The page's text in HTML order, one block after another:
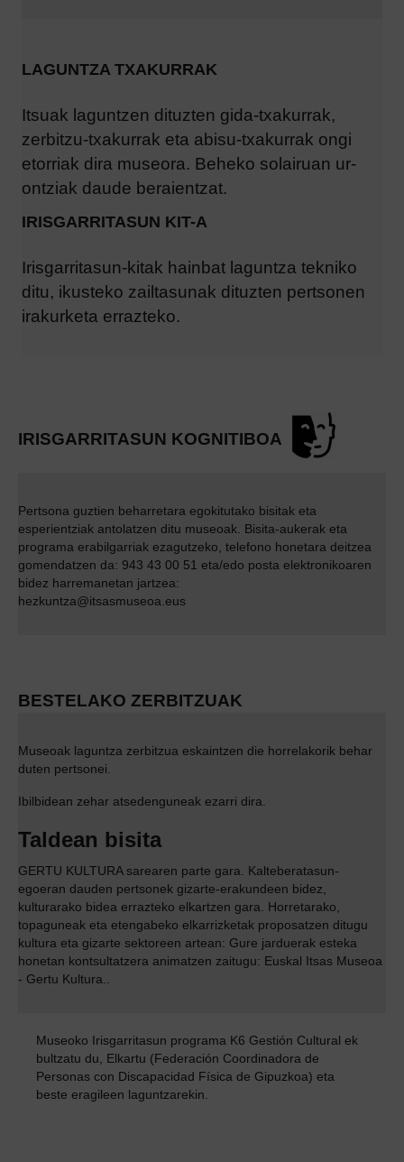
LAGUNTZA TXAKURRAK
Itsuak laguntzen dituzten gida-txakurrak,
zerbitzu-txakurrak eta abisu-txakurrak ongi
etorriak dira museora. Beheko solairuan ur-
ontziak daude beraientzat.
IRISGARRITASUN KIT-A
Irisgarritasun-kitak hainbat laguntza tekniko
ditu, ikusteko zailtasunak dituzten pertsonen
irakurketa errazteko.
IRISGARRITASUN KOGNITIBOA
Pertsona guztien beharretara egokitutako bisitak eta
esperientziak antolatzen ditu museoak. Bisita-aukerak eta
programa erabilgarriak ezagutzeko, telefono honetara deitzea
gomendatzen da: 943 43 00 51 eta/edo posta elektronikoaren
bidez harremanetan jartzea:
hezkuntza@itsasmuseoa.eus
BESTELAKO ZERBITZUAK
Museoak laguntza zerbitzua eskaintzen die horrelakorik behar
duten pertsonei.
Ibilbidean zehar atsedenguneak ezarri dira.
Taldean bisita
GERTU KULTURA sarearen parte gara. Kalteberatasun-
egoeran dauden pertsonek gizarte-erakundeen bidez,
kulturarako bidea errazteko elkartzen gara. Horretarako,
topaguneak eta etengabeko elkarrizketak proposatzen ditugu
kultura eta gizarte sektoreen artean: Gure jarduerak esteka
honetan kontsultatzera animatzen zaitugu: Euskal Itsas Museoa
- Gertu Kultura.
Museoko Irisgarritasun programa K6 Gestión Cultural ek
bultzatu du, Elkartu (Federación Coordinadora de
Personas con Discapacidad Física de Gipuzkoa) eta
beste eragileen laguntzarekin.